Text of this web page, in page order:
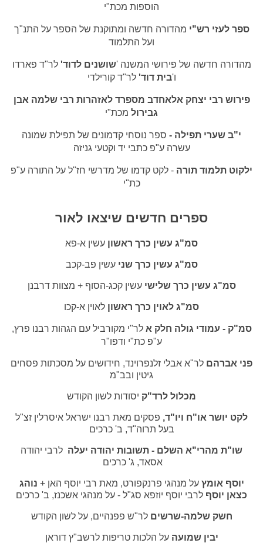
הוספות מכת"י
ספר לעזי רש"י מהדורה חדשה ומתוקנת של הספר על התנ"ך
ועל התלמוד
מהדורה חדשה של פירושי המשנה 'שושנים לדוד'לר"ד פארדו
ו'בית דוד'לר"ד קורילדי
פירוש רבי יצחק אלאחדב מספרד לאזהרות רבי שלמה אבן
גבירול מכת"י
י"ב שערי תפילה - ספר נוסחי קדמונים של תפילת שמונה
עשרה ע"פ כתבי יד וקטעי גניזה
ילקוט תלמוד תורה - לקט קדמו של מדרשי חז"ל על התורה ע"פ
כת"י
ספרים חדשים שיצאו לאור
סמ"ג עשין כרך ראשון עשין א-פא
סמ"ג עשין כרך שניעשין פב-קכב
סמ"ג עשין כרך שלישיעשין קכג-הסוף + מצוות דרבנן
סמ"ג לאוין כרך ראשון לאוין א-קכו
סמ"ק - עמודי גולה חלק א לר"י מקורביל עם הגהות רבנו פרץ,
ע"פ כת"י ודפו"ר
פני אברהם לר"א אבלי זלנפרוינד, חידושים על מסכתות פסחים
גיטין ובב"מ
מכלול לרד"ק יסודות לשון הקודש
לקט יושר או"ח ויו"ד, פסקים מאת רבנו ישראל איסרלין זצ"ל
בעל תרוה"ד, ב' כרכים
שו"ת מהרי"א השלם - תשובות יהודה יעלה לרבי יהודה
אסאד, ג' כרכים
יוסף אומץעל מנהגי פרנקפורט, מאת רבי יוסף האן + נוהג
כצאן יוסף לרבי יוסף יוזפא סג"ל - על מנהגי אשכנז, ב' כרכים
חשק שלמה-שרשים לר"ש פפנהיים, על לשון הקודש
יבין שמועהעל הלכות טריפות לרשב"ץ דוראן